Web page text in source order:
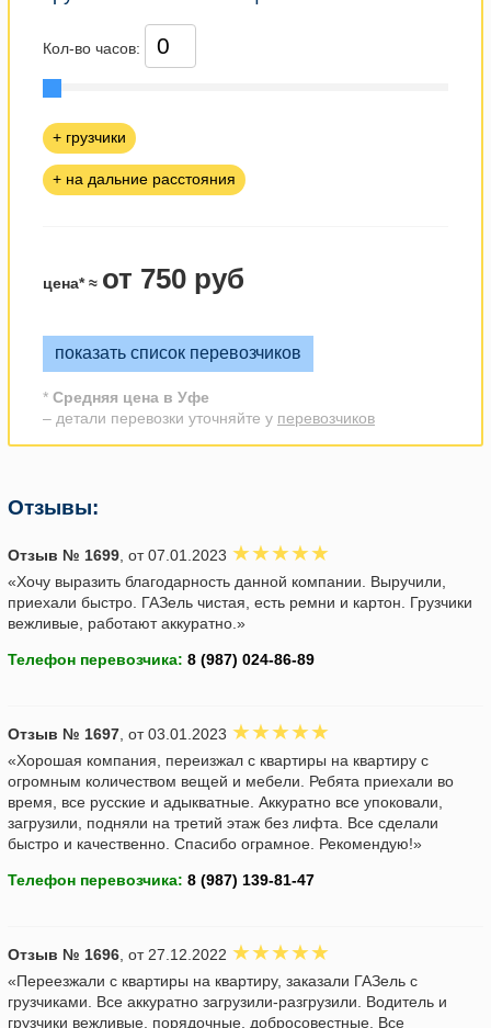
Кол-во часов:
+ грузчики
+ на дальние расстояния
цена* ≈ от 750 руб
показать список перевозчиков
* Средняя цена в Уфе
– детали перевозки уточняйте у перевозчиков
Отзывы:
Отзыв № 1699 , от 07.01.2023
«Хочу выразить благодарность данной компании. Выручили,
приехали быстро. ГАЗель чистая, есть ремни и картон. Грузчики
вежливые, работают аккуратно.»
Телефон перевозчика:
Отзыв № 1697 , от 03.01.2023
«Хорошая компания, переизжал с квартиры на квартиру с
огромным количеством вещей и мебели. Ребята приехали во
время, все русские и адыкватные. Аккуратно все упоковали,
загрузили, подняли на третий этаж без лифта. Все сделали
быстро и качественно. Спасибо ограмное. Рекомендую!»
Телефон перевозчика:
Отзыв № 1696 , от 27.12.2022
«Переезжали с квартиры на квартиру, заказали ГАЗель с
грузчиками. Все аккуратно загрузили-разгрузили. Водитель и
грузчики вежливые, порядочные, добросовестные. Все